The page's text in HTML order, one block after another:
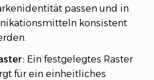
passen und in
konsistent
Ein festgelegtes Raster
für ein einheitliches